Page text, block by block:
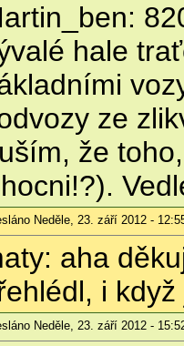
hale
ze
že
Neděle, 23. září 2012 -
aha
i
Neděle, 23. září 2012 -